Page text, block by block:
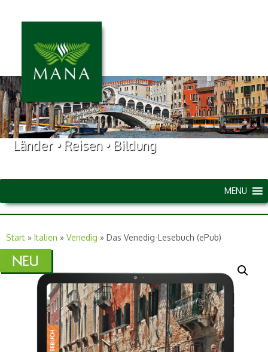
Länder • Reisen • Bildung
MENU
Start » Italien » Venedig » Das Venedig-Lesebuch (ePub)